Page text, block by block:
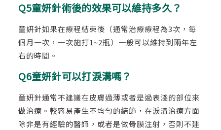
Q5童妍針術後的效果可以維持多久？
童妍針如果在療程結束後（通常治療療程為3次，每
個月一次，一次施打1~2瓶）一般可以維持到兩年左
右的時間。
Q6童妍針可以打淚溝嗎？
童妍針通常不建議在皮膚過薄或者是過表淺的部位來
做治療。較容易產生不均勻的結節，在淚溝治療方面
除非是有經驗的醫師，或者是做骨膜注射，否則不建